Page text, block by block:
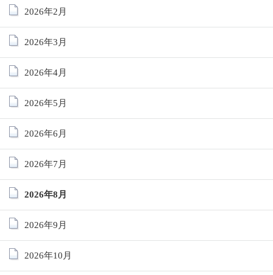
2026年2月
2026年3月
2026年4月
2026年5月
2026年6月
2026年7月
2026年8月
2026年9月
2026年10月